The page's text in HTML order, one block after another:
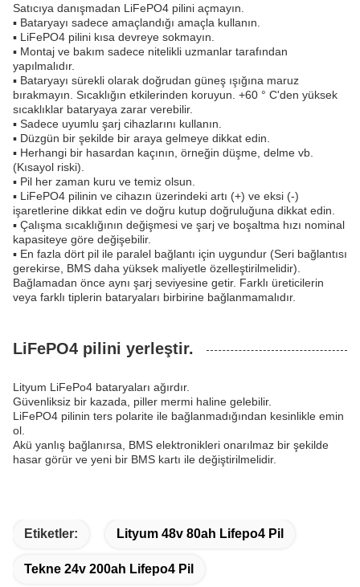
Satıcıya danışmadan LiFePO4 pilini açmayın.
▪ Bataryayı sadece amaçlandığı amaçla kullanın.
▪ LiFePO4 pilini kısa devreye sokmayın.
▪ Montaj ve bakım sadece nitelikli uzmanlar tarafından
yapılmalıdır.
▪ Bataryayı sürekli olarak doğrudan güneş ışığına maruz
bırakmayın. Sıcaklığın etkilerinden koruyun. +60 ° C'den yüksek
sıcaklıklar bataryaya zarar verebilir.
▪ Sadece uyumlu şarj cihazlarını kullanın.
▪ Düzgün bir şekilde bir araya gelmeye dikkat edin.
▪ Herhangi bir hasardan kaçının, örneğin düşme, delme vb.
(Kısayol riski).
▪ Pil her zaman kuru ve temiz olsun.
▪ LiFePO4 pilinin ve cihazın üzerindeki artı (+) ve eksi (-)
işaretlerine dikkat edin ve doğru kutup doğruluğuna dikkat edin.
▪ Çalışma sıcaklığının değişmesi ve şarj ve boşaltma hızı nominal
kapasiteye göre değişebilir.
▪ En fazla dört pil ile paralel bağlantı için uygundur (Seri bağlantısı
gerekirse, BMS daha yüksek maliyetle özelleştirilmelidir).
Bağlamadan önce aynı şarj seviyesine getir. Farklı üreticilerin
veya farklı tiplerin bataryaları birbirine bağlanmamalıdır.
LiFePO4 pilini yerleştir.
Lityum LiFePo4 bataryaları ağırdır.
Güvenliksiz bir kazada, piller mermi haline gelebilir.
LiFePO4 pilinin ters polarite ile bağlanmadığından kesinlikle emin
ol.
Akü yanlış bağlanırsa, BMS elektronikleri onarılmaz bir şekilde
hasar görür ve yeni bir BMS kartı ile değiştirilmelidir.
Etiketler: Lityum 48v 80ah Lifepo4 Pil
Tekne 24v 200ah Lifepo4 Pil